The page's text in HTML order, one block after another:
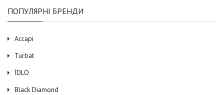
ПОПУЛЯРНІ БРЕНДИ
Accapi
Turbat
ЇDLO
Black Diamond